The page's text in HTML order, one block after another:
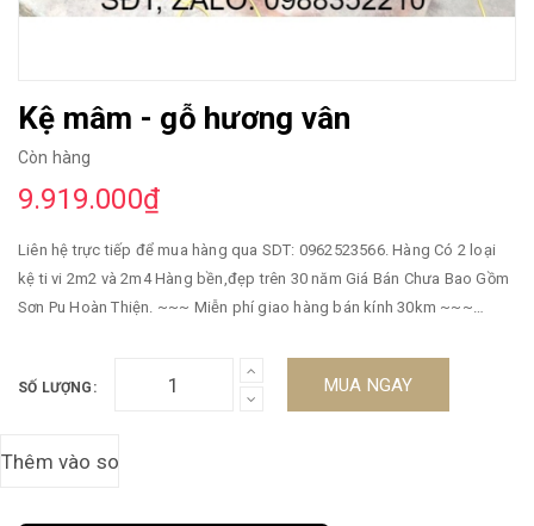
Kệ mâm - gỗ hương vân
Còn hàng
9.919.000₫
Liên hệ trực tiếp để mua hàng qua SDT: 0962523566. Hàng Có 2 loại
kệ ti vi 2m2 và 2m4 Hàng bền,đẹp trên 30 năm Giá Bán Chưa Bao Gồm
Sơn Pu Hoàn Thiện. ~~~ Miễn phí giao hàng bán kính 30km ~~~
Mua 3 sản phẩm cùng 1 lúc bên công ty chúng tôi có khuyến mãi giảm
giá tất lên đến 3% tổng hóa đơn giá trị sản phẩm ! Hàng bền,đẹp phun
xưởng không qua trung gian nên giá tận gốc ! Mời quý khách về xưởng
SỐ LƯỢNG: MUA NGAY